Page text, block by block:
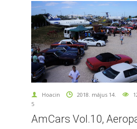
Hoacin 2018. május 14.
5
AmCars Vol.10,